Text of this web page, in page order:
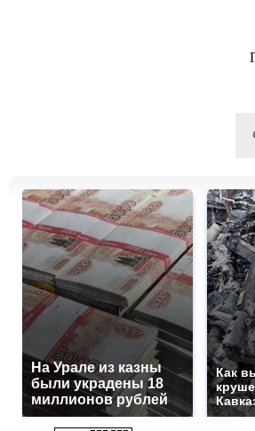
На Урале из казны
были украдены 18
миллионов рублей
Как